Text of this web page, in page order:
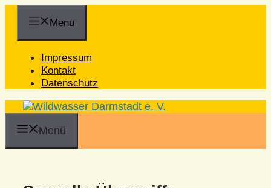
Inhalt
Menu
Impressum
Kontakt
Datenschutz
Menü